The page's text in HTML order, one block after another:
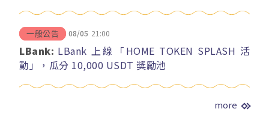
一般公告 08/05 21:00
LBank: LBank 上線「HOME TOKEN SPLASH 活
動」，瓜分 10,000 USDT 獎勵池
more